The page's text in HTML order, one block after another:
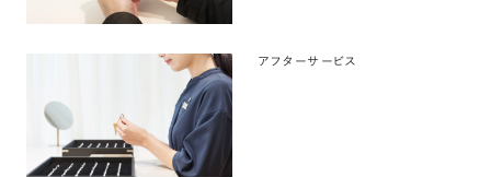
アフターサービス